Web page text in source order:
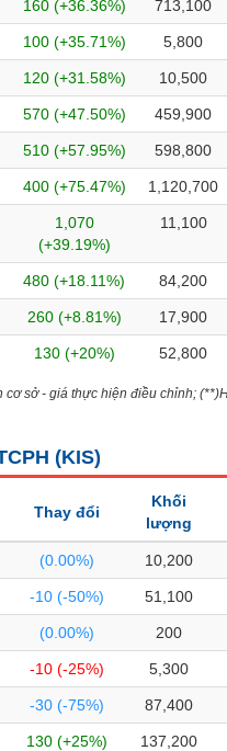
160 (+36.36%) 713,100
100 (+35.71%) 5,800
120 (+31.58%) 10,500
570 (+47.50%) 459,900
510 (+57.95%) 598,800
400 (+75.47%) 1,120,700
1,070
(+39.19%)
11,100
480 (+18.11%) 84,200
260 (+8.81%) 17,900
130 (+20%) 52,800
sở - giá thực hiện điều chỉnh;
(KIS)
Thay đổi
Khối
lượng
(0.00%) 10,200
-10 (-50%) 51,100
(0.00%) 200
-10 (-25%) 5,300
-30 (-75%) 87,400
130 (+25%) 137,200